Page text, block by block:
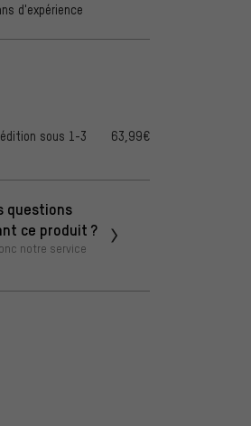
d'expérience
sous 1-3
63,99€
questions
ce produit ?
notre service